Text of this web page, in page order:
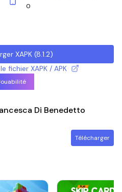
0
XAPK(8.1.2)
fichier XAPK / APK
Di Benedetto
Télécharger